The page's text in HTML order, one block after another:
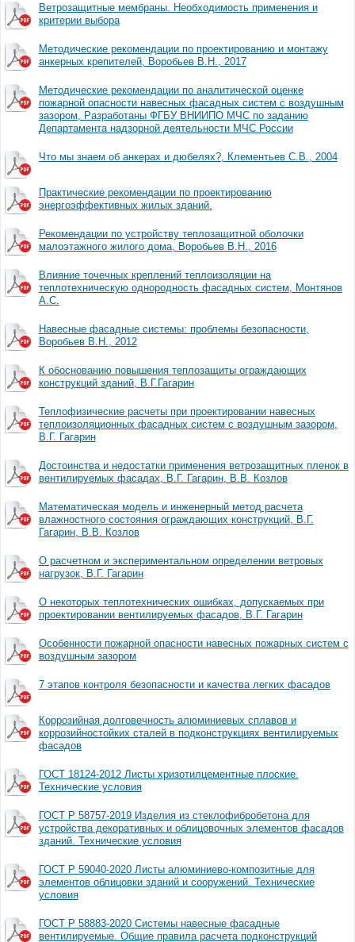
Ветрозащитные мембраны. Необходимость применения и
критерии выбора
Методические рекомендации по проектированию и монтажу
анкерных крепителей, Воробьев В.Н., 2017
Методические рекомендации по аналитической оценке
пожарной опасности навесных фасадных систем с воздушным
зазором, Разработаны ФГБУ ВНИИПО МЧС по заданию
Департамента надзорной деятельности МЧС России
Что мы знаем об анкерах и дюбелях?, Клементьев С.В., 2004
Практические рекомендации по проектированию
энергоэффективных жилых зданий.
Рекомендации по устройству теплозащитной оболочки
малоэтажного жилого дома, Воробьев В.Н., 2016
Влияние точечных креплений теплоизоляции на
теплотехническую однородность фасадных систем, Монтянов
А.С.
Навесные фасадные системы: проблемы безопасности,
Воробьев В.Н., 2012
К обоснованию повышения теплозащиты ограждающих
конструкций зданий, В.Г.Гагарин
Теплофизические расчеты при проектировании навесных
теплоизоляционных фасадных систем с воздушным зазором,
В.Г. Гагарин
Достоинства и недостатки применения ветрозащитных пленок в
вентилируемых фасадах, В.Г. Гагарин, В.В. Козлов
Математическая модель и инженерный метод расчета
влажностного состояния ограждающих конструкций, В.Г.
Гагарин, В.В. Козлов
О расчетном и экспериментальном определении ветровых
нагрузок, В.Г. Гагарин
О некоторых теплотехнических ошибках, допускаемых при
проектировании вентилируемых фасадов, В.Г. Гагарин
Особенности пожарной опасности навесных пожарных систем с
воздушным зазором
7 этапов контроля безопасности и качества легких фасадов
Коррозийная долговечность алюминиевых сплавов и
коррозийностойких сталей в подконструкциях вентилируемых
фасадов
ГОСТ 18124-2012 Листы хризотилцементные плоские.
Технические условия
ГОСТ Р 58757-2019 Изделия из стеклофибробетона для
устройства декоративных и облицовочных элементов фасадов
зданий. Технические условия
ГОСТ Р 59040-2020 Листы алюминиево-композитные для
элементов облицовки зданий и сооружений. Технические
условия
ГОСТ Р 58883-2020 Системы навесные фасадные
вентилируемые. Общие правила расчета подконструкций